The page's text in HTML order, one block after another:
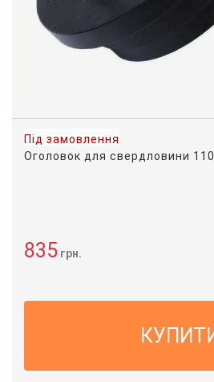
Під замовлення
Оголовок для свердловини
835 грн.